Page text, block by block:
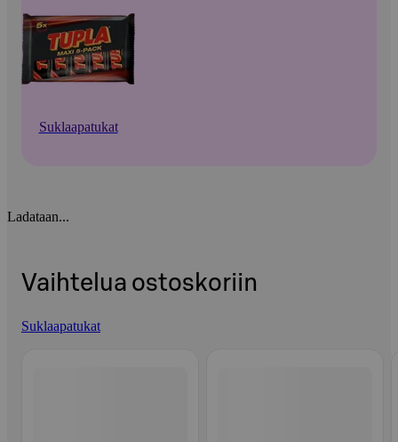
Suklaapatukat
Ladataan...
Vaihtelua ostoskoriin
Suklaapatukat